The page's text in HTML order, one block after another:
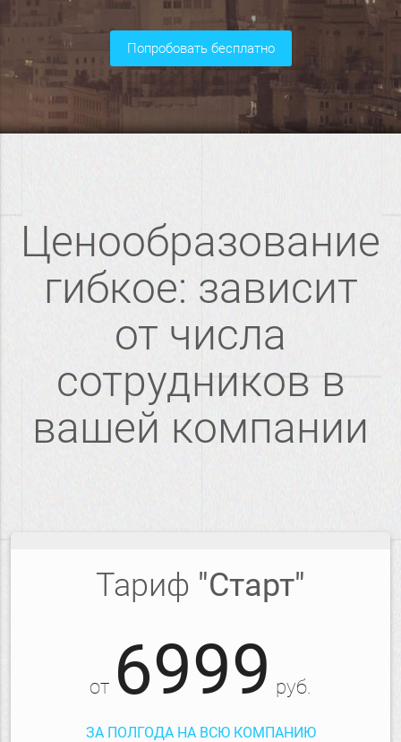
попробовать бесплатно
Ценообразование
гибкое: зависит
от числа
сотрудников в
вашей компании
Тариф "Старт"
от 6999 руб.
ЗА ПОЛГОДА НА ВСЮ КОМПАНИЮ